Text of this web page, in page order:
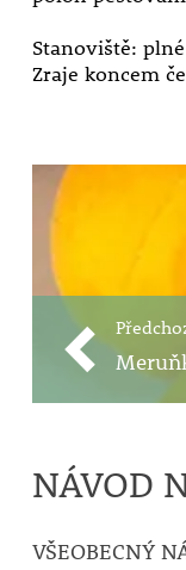
Stanoviště:
Zraje koncem
NÁVOD
VŠEOBECNÝ